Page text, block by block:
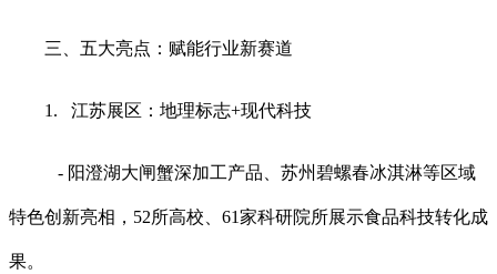
三、五大亮点：赋能行业新赛道
1. 江苏展区：地理标志+现代科技
- 阳澄湖大闸蟹深加工产品、苏州碧螺春冰淇淋等区域
特色创新亮相，52所高校、61家科研院所展示食品科技转化成
果。